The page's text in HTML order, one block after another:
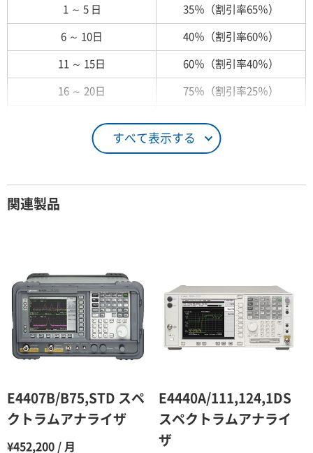
すべて表示する
1 ～ 5 日 35％（割引率65％）
6 ～ 10日 40％（割引率60％）
11 ～ 15日 60％（割引率40％）
16 ～ 20日 75％（割引率25％）
26日 ～ 1ヶ月 100％（割引率 0％）
2ヶ月
3ヶ月 80％（割引率20％）
4ヶ月 75％（割引率25％）
5ヶ月
7ヶ月 60％（割引率 40％）
8ヶ月
関連製品
E4407B/B75,STD スペ
クトラムアナライザ
¥452,200 / 月
E4440A/111,124,1DS
スペクトラムアナライ
ザ